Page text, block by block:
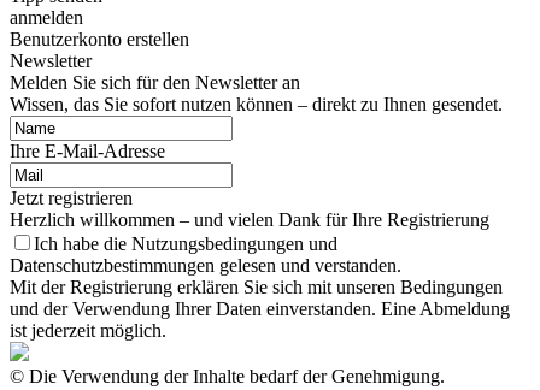
anmelden
Benutzerkonto erstellen
Newsletter
Melden Sie sich für den Newsletter an
Wissen, das Sie sofort nutzen können – direkt zu Ihnen gesendet.
Ihre E-Mail-Adresse
Jetzt registrieren
Herzlich willkommen – und vielen Dank für Ihre Registrierung
Ich habe die Nutzungsbedingungen und
Datenschutzbestimmungen gelesen und verstanden.
Mit der Registrierung erklären Sie sich mit unseren Bedingungen
und der Verwendung Ihrer Daten einverstanden. Eine Abmeldung
ist jederzeit möglich.
© Die Verwendung der Inhalte bedarf der Genehmigung.